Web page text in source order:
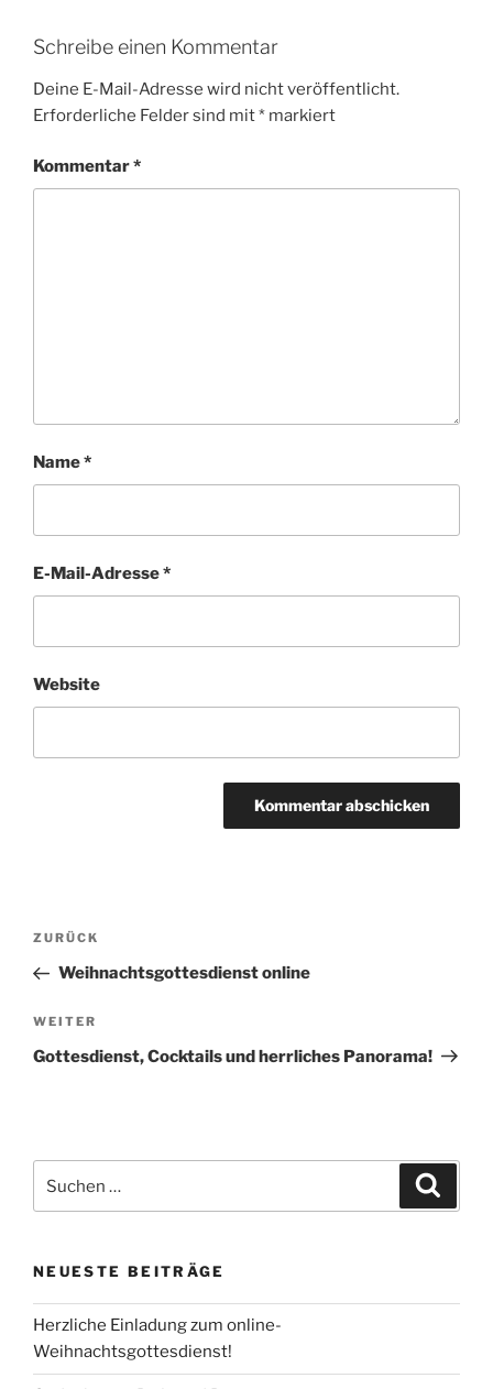
Schreibe einen Kommentar
Deine E-Mail-Adresse wird nicht veröffentlicht.
Erforderliche Felder sind mit* markiert
Kommentar*
Name*
E-Mail-Adresse*
Website
Beitragsnavigation
Vorheriger
Beitrag
ZURÜCK
Weihnachtsgottesdienst online
Nächster
Beitrag
WEITER
Gottesdienst, Cocktails und herrliches Panorama!
nach:
NEUESTE BEITRÄGE
Herzliche Einladung zum online-
Weihnachtsgottesdienst!